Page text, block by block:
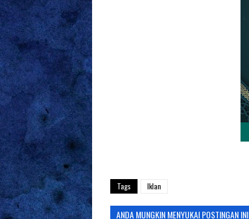
Tags Iklan
ANDA MUNGKIN MENYUKAI POSTINGAN INI